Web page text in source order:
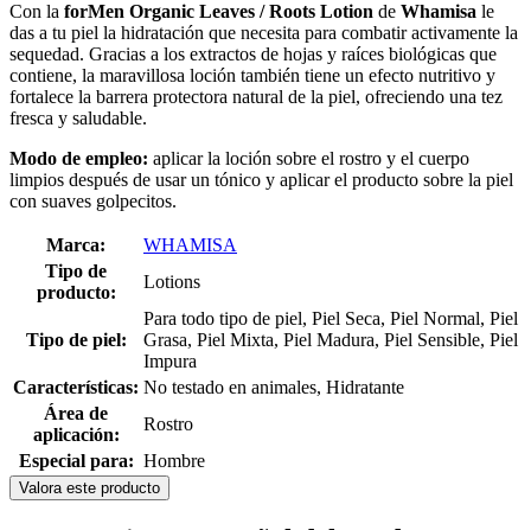
Con la forMen Organic Leaves / Roots Lotion de Whamisa le
das a tu piel la hidratación que necesita para combatir activamente la
sequedad. Gracias a los extractos de hojas y raíces biológicas que
contiene, la maravillosa loción también tiene un efecto nutritivo y
fortalece la barrera protectora natural de la piel, ofreciendo una tez
fresca y saludable.
Modo de empleo: aplicar la loción sobre el rostro y el cuerpo
limpios después de usar un tónico y aplicar el producto sobre la piel
con suaves golpecitos.
Marca:
WHAMISA
Tipo de
producto:
Lotions
Tipo de piel:
Para todo tipo de piel, Piel Seca, Piel Normal, Piel
Grasa, Piel Mixta, Piel Madura, Piel Sensible, Piel
Impura
Características: No testado en animales, Hidratante
Área de
aplicación:
Rostro
Especial para: Hombre
Valora este producto